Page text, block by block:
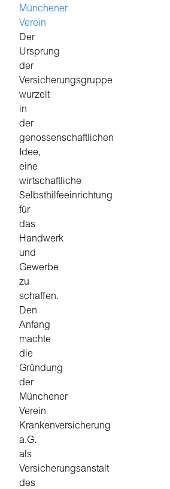
Münchener
Verein
Der
Ursprung
der
Versicherungsgruppe
wurzelt
in
der
genossenschaftlichen
Idee,
eine
wirtschaftliche
Selbsthilfeeinrichtung
für
das
Handwerk
und
Gewerbe
zu
schaffen.
Den
Anfang
machte
die
Gründung
der
Münchener
Verein
Krankenversicherung
a.G.
als
Versicherungsanstalt
des